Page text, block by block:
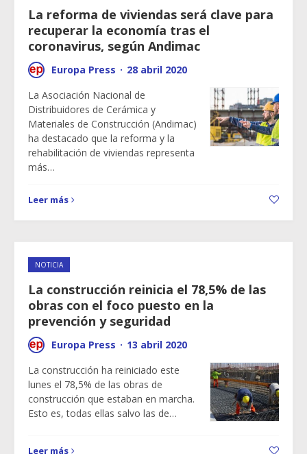
La reforma de viviendas será clave para
recuperar la economía tras el
coronavirus, según Andimac
Europa Press · 28 abril 2020
La Asociación Nacional de
Distribuidores de Cerámica y
Materiales de Construcción (Andimac)
ha destacado que la reforma y la
rehabilitación de viviendas representa
más…
Leer más
NOTICIA
La construcción reinicia el 78,5% de las
obras con el foco puesto en la
prevención y seguridad
Europa Press · 13 abril 2020
La construcción ha reiniciado este
lunes el 78,5% de las obras de
construcción que estaban en marcha.
Esto es, todas ellas salvo las de…
Leer más